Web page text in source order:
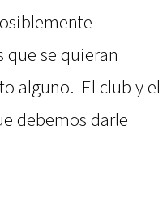
que se quieran
alguno. El club y el
debemos darle